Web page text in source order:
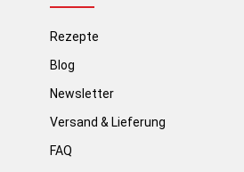
Rezepte
Blog
Newsletter
Versand & Lieferung
FAQ